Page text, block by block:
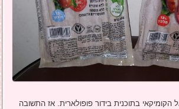
הקומיקאי בתוכנית בידור פופולארית. אז התשובה